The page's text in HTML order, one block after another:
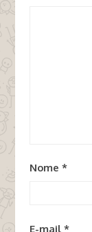
Nome *
E-mail *